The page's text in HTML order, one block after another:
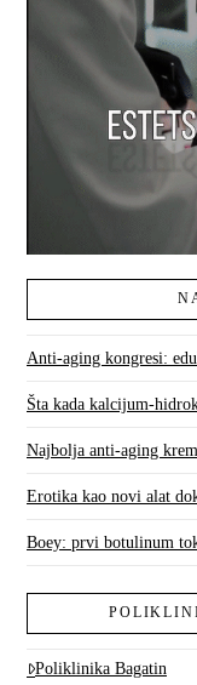
Anti-aging kongresi:
Šta kada kalcijum-
Najbolja anti-aging
Erotika kao novi alat
Boey: prvi botulinum
Poliklinika Bagatin